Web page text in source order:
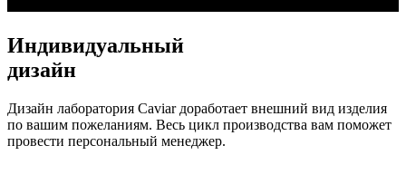
Индивидуальный
дизайн
Дизайн лаборатория Caviar доработает внешний вид изделия
по вашим пожеланиям. Весь цикл производства вам поможет
провести персональный менеджер.